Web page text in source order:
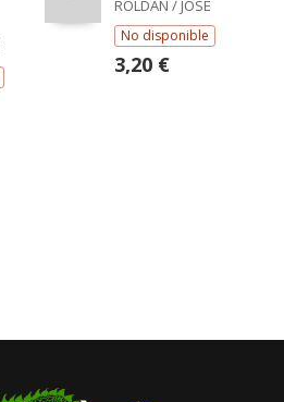
ROLDÁN / JOSÉ
ANTONIO
PALACIOS
GARRIDO
No disponible
3,20 €